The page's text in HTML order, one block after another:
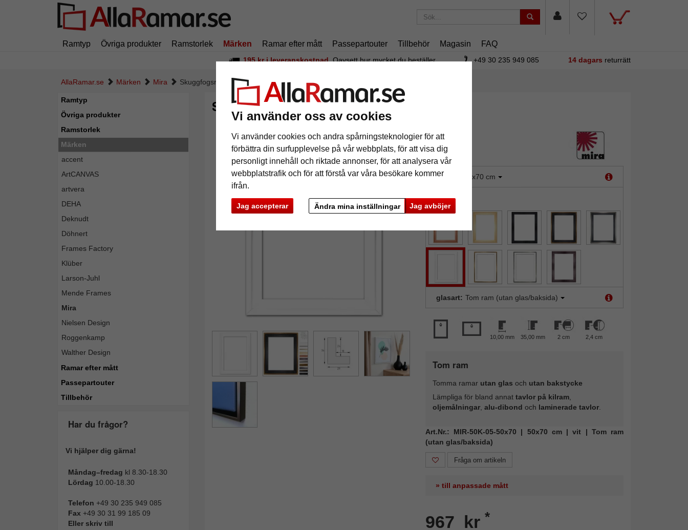
Vi använder oss av cookies
Vi använder cookies och andra spårningsteknologier för att
förbättra din surfupplevelse på vår webbplats, för att visa dig
personligt innehåll och riktade annonser, för att analysera vår
webbplatstrafik och för att förstå var våra besökare kommer
ifrån.
Jag accepterar Jag avböjer
Ändra mina inställningar
Ramtyp Övriga produkter Ramstorlek Märken Ramar efter mått Passepartouter Tillbehör Magasin FAQ
195 kri leveranskostnad.Oavsett hur mycket du beställer. +49 30 235 949 085 14 dagars returrätt
AllaRamar.se Märken Mira Skuggfogsram Eclipse, vit
Ramtyp
Övriga produkter
Ramstorlek
Märken
accent
ArtCANVAS
artvera
DEHA
Deknudt
Döhnert
Frames Factory
Klüber
Larson-Juhl
Mende Frames
Mira
Nielsen Design
Roggenkamp
Walther Design
Ramar efter mått
Passepartouter
Tillbehör
Har du frågor?
Vi hjälper dig gärna!
Måndag–fredag kl 8.30-18.30
Lördag 10.00-18.30
Telefon +49 30 235 949 085
Fax +49 30 31 99 185 09
Eller skriv till
Skuggfogsram Eclipse, vit
format: 50x70 cm
färg: vit
glasart: Tom ram (utan glas/baksida)
10,00 mm 35,00 mm 2 cm 2,4 cm
Tom ram
Tomma ramar utan glas och utan bakstycke
Lämpliga för bland annat tavlor på kilram,
oljemålningar, alu-dibond och laminerade tavlor.
Art.Nr.: MIR-50K-05-50x70 | 50x70 cm | vit | Tom ram
(utan glas/baksida)
Fråga om artikeln
» till anpassade mått
967 kr *